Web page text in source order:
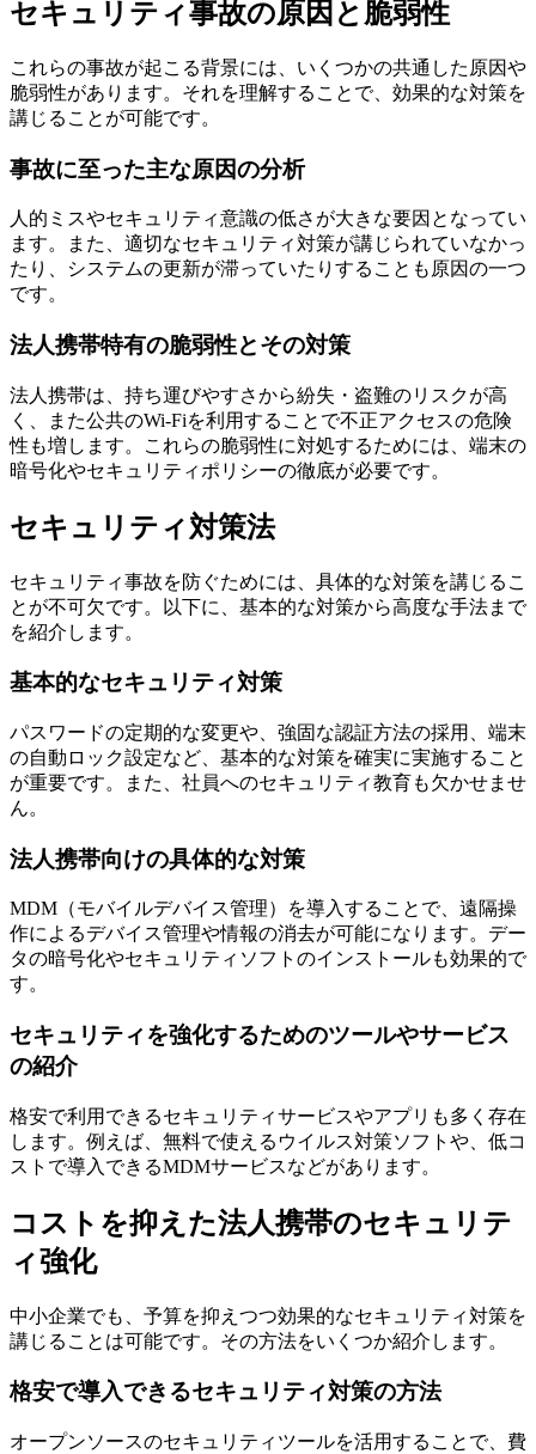
セキュリティ事故の原因と脆弱性
これらの事故が起こる背景には、いくつかの共通した原因や
脆弱性があります。それを理解することで、効果的な対策を
講じることが可能です。
事故に至った主な原因の分析
人的ミスやセキュリティ意識の低さが大きな要因となってい
ます。また、適切なセキュリティ対策が講じられていなかっ
たり、システムの更新が滞っていたりすることも原因の一つ
です。
法人携帯特有の脆弱性とその対策
法人携帯は、持ち運びやすさから紛失・盗難のリスクが高
く、また公共のWi-Fiを利用することで不正アクセスの危険
性も増します。これらの脆弱性に対処するためには、端末の
暗号化やセキュリティポリシーの徹底が必要です。
セキュリティ対策法
セキュリティ事故を防ぐためには、具体的な対策を講じるこ
とが不可欠です。以下に、基本的な対策から高度な手法まで
を紹介します。
基本的なセキュリティ対策
パスワードの定期的な変更や、強固な認証方法の採用、端末
の自動ロック設定など、基本的な対策を確実に実施すること
が重要です。また、社員へのセキュリティ教育も欠かせませ
ん。
法人携帯向けの具体的な対策
MDM（モバイルデバイス管理）を導入することで、遠隔操
作によるデバイス管理や情報の消去が可能になります。デー
タの暗号化やセキュリティソフトのインストールも効果的で
す。
セキュリティを強化するためのツールやサービス
の紹介
格安で利用できるセキュリティサービスやアプリも多く存在
します。例えば、無料で使えるウイルス対策ソフトや、低コ
ストで導入できるMDMサービスなどがあります。
コストを抑えた法人携帯のセキュリテ
ィ強化
中小企業でも、予算を抑えつつ効果的なセキュリティ対策を
講じることは可能です。その方法をいくつか紹介します。
格安で導入できるセキュリティ対策の方法
オープンソースのセキュリティツールを活用することで、費